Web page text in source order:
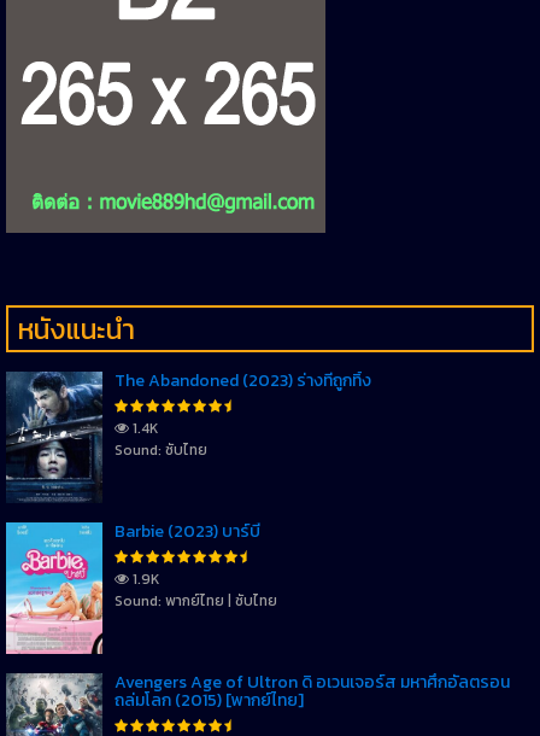
หนังแนะนำ
The Abandoned (2023) ร่างที่ถูกทิ้ง
1.4K
Sound: ซับไทย
Barbie (2023) บาร์บี้
1.9K
Sound: พากย์ไทย | ซับไทย
Avengers Age of Ultron ดิ อเวนเจอร์ส มหาศึกอัลตรอน
ถล่มโลก (2015) [พากย์ไทย]